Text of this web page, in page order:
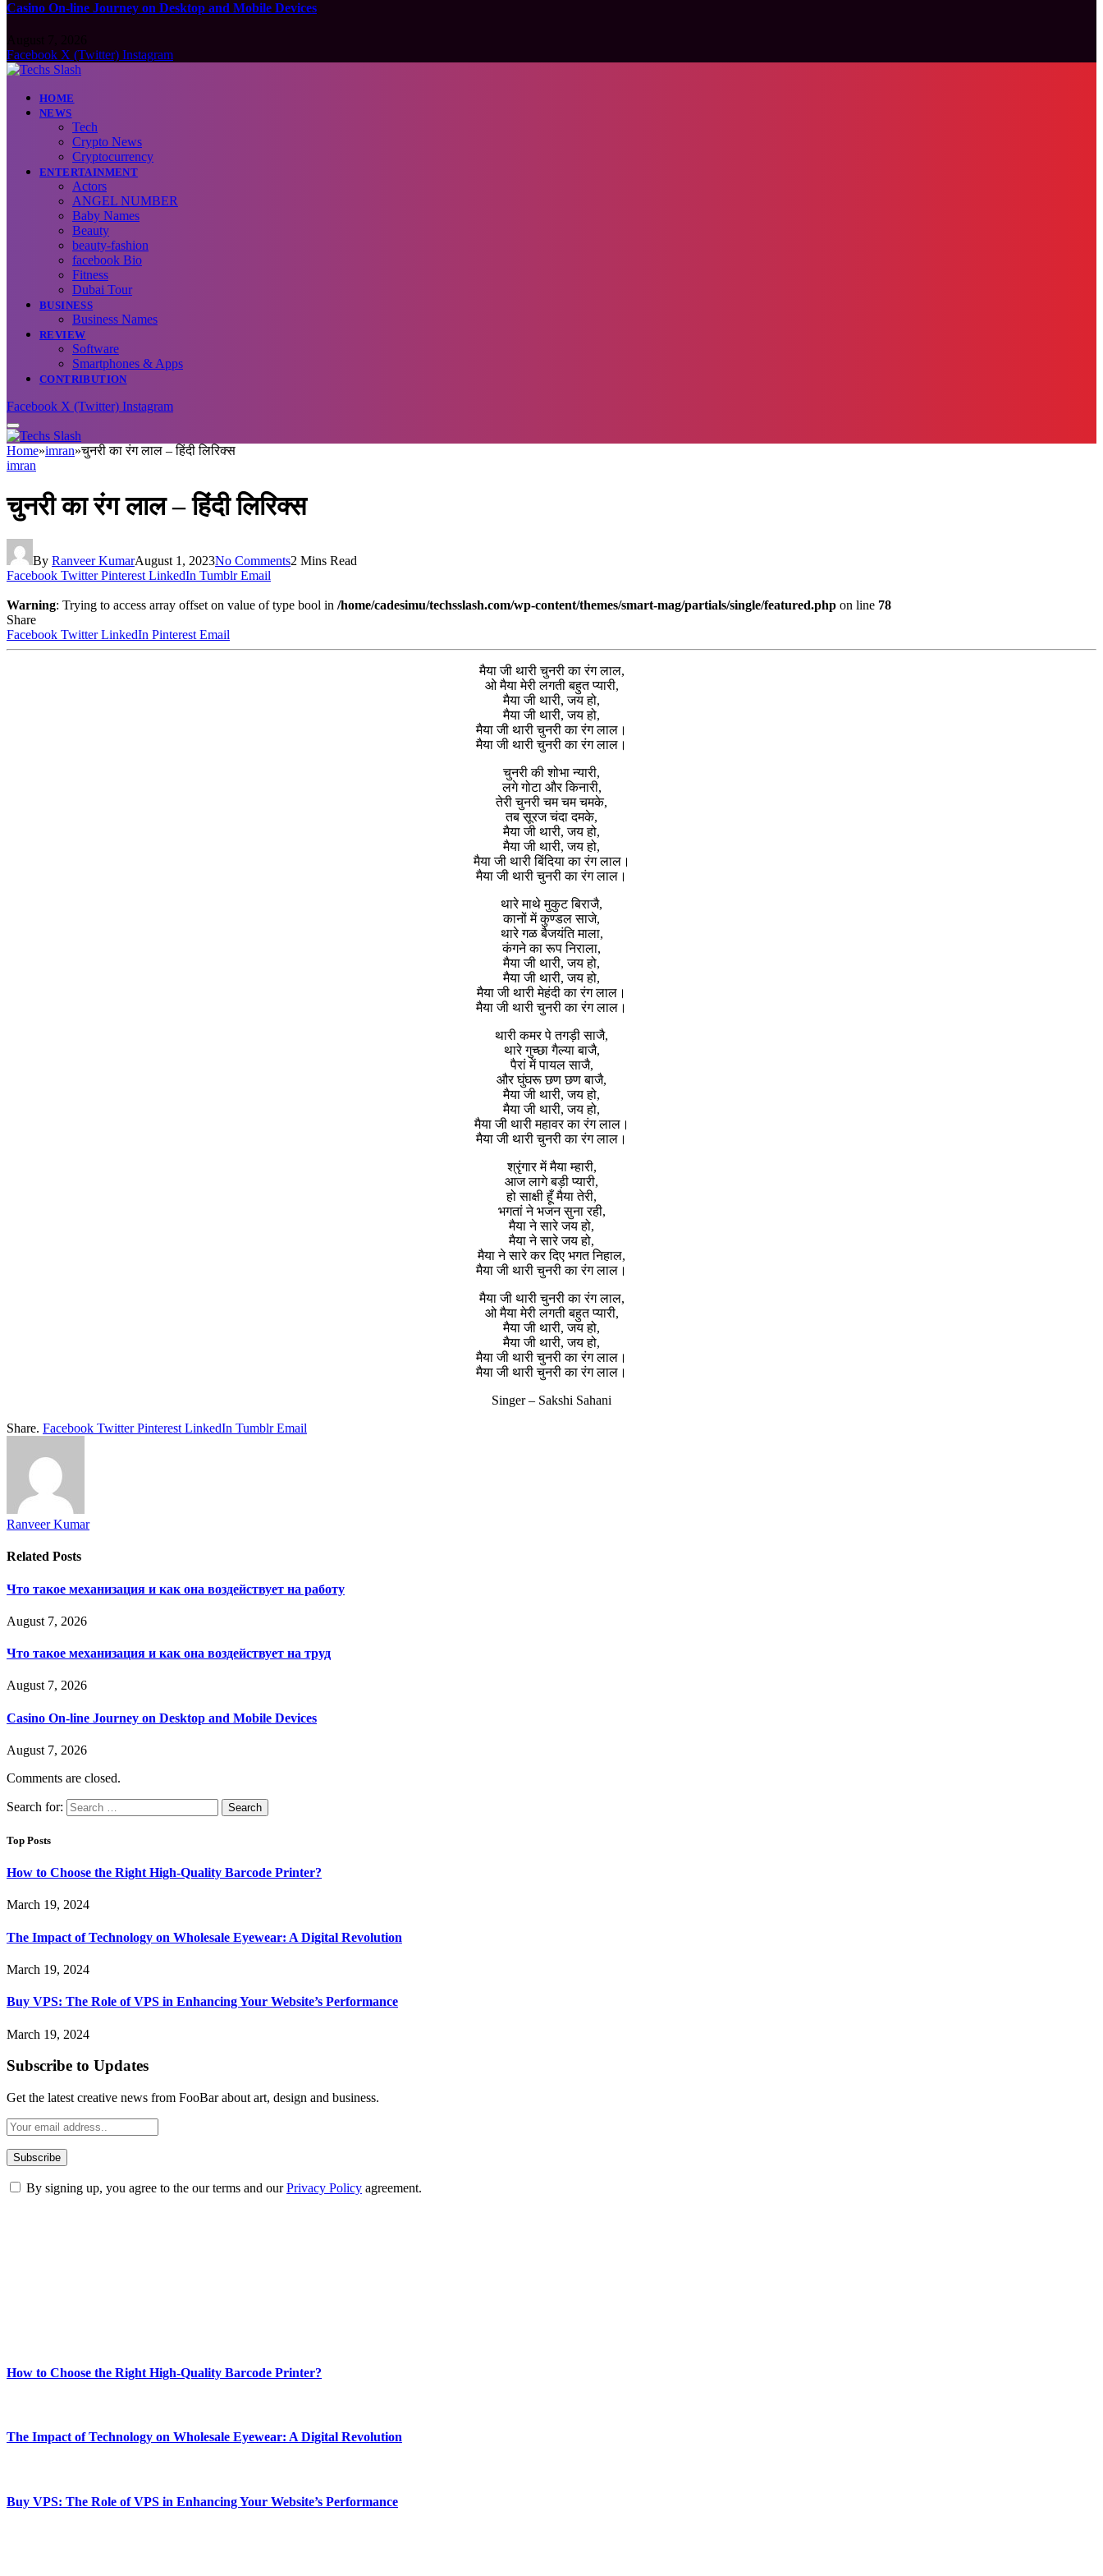
Casino On-line Journey on Desktop and Mobile Devices
Facebook X (Twitter) Instagram
HOME
NEWS
Tech
Crypto News
Cryptocurrency
ENTERTAINMENT
Actors
ANGEL NUMBER
Baby Names
Beauty
beauty-fashion
facebook Bio
Fitness
Dubai Tour
BUSINESS
Business Names
REVIEW
Software
Smartphones & Apps
CONTRIBUTION
Facebook X (Twitter) Instagram
Home»imran»चुनरी का रंग लाल – हिंदी लिरिक्स
imran
चुनरी का रंग लाल – हिंदी लिरिक्स
By Ranveer KumarAugust 1, 2023No Comments2 Mins Read
Facebook Twitter Pinterest LinkedIn Tumblr Email
Warning: Trying to access array offset on value of type bool in /home/cadesimu/techsslash.com/wp-content/themes/smart-mag/partials/single/featured.php on line 78
Share
Facebook Twitter LinkedIn Pinterest Email
मैया जी थारी चुनरी का रंग लाल,
ओ मैया मेरी लगती बहुत प्यारी,
मैया जी थारी, जय हो,
मैया जी थारी, जय हो,
मैया जी थारी चुनरी का रंग लाल।
मैया जी थारी चुनरी का रंग लाल।
चुनरी की शोभा न्यारी,
लगे गोटा और किनारी,
तेरी चुनरी चम चम चमके,
तब सूरज चंदा दमके,
मैया जी थारी, जय हो,
मैया जी थारी, जय हो,
मैया जी थारी बिंदिया का रंग लाल।
मैया जी थारी चुनरी का रंग लाल।
थारे माथे मुकुट बिराजै,
कानों में कुण्डल साजे,
थारे गळ बैजयंति माला,
कंगने का रूप निराला,
मैया जी थारी, जय हो,
मैया जी थारी, जय हो,
मैया जी थारी मेहंदी का रंग लाल।
मैया जी थारी चुनरी का रंग लाल।
थारी कमर पे तगड़ी साजै,
थारे गुच्छा गैल्या बाजै,
पैरां में पायल साजै,
और घुंघरू छण छण बाजै,
मैया जी थारी, जय हो,
मैया जी थारी, जय हो,
मैया जी थारी महावर का रंग लाल।
मैया जी थारी चुनरी का रंग लाल।
श्रृंगार में मैया म्हारी,
आज लागे बड़ी प्यारी,
हो साक्षी हूँ मैया तेरी,
भगतां ने भजन सुना रही,
मैया ने सारे जय हो,
मैया ने सारे जय हो,
मैया ने सारे कर दिए भगत निहाल,
मैया जी थारी चुनरी का रंग लाल।
मैया जी थारी चुनरी का रंग लाल,
ओ मैया मेरी लगती बहुत प्यारी,
मैया जी थारी, जय हो,
मैया जी थारी, जय हो,
मैया जी थारी चुनरी का रंग लाल।
मैया जी थारी चुनरी का रंग लाल।
Singer – Sakshi Sahani
Share. Facebook Twitter Pinterest LinkedIn Tumblr Email
Ranveer Kumar
Related Posts
Что такое механизация и как она воздействует на работу
August 7, 2026
Что такое механизация и как она воздействует на труд
August 7, 2026
Casino On-line Journey on Desktop and Mobile Devices
August 7, 2026
Comments are closed.
Search for:
Top Posts
How to Choose the Right High-Quality Barcode Printer?
March 19, 2024
The Impact of Technology on Wholesale Eyewear: A Digital Revolution
March 19, 2024
Buy VPS: The Role of VPS in Enhancing Your Website’s Performance
March 19, 2024
Subscribe to Updates
Get the latest creative news from FooBar about art, design and business.
By signing up, you agree to the our terms and ourPrivacy Policy agreement.
How to Choose the Right High-Quality Barcode Printer?
The Impact of Technology on Wholesale Eyewear: A Digital Revolution
Buy VPS: The Role of VPS in Enhancing Your Website’s Performance